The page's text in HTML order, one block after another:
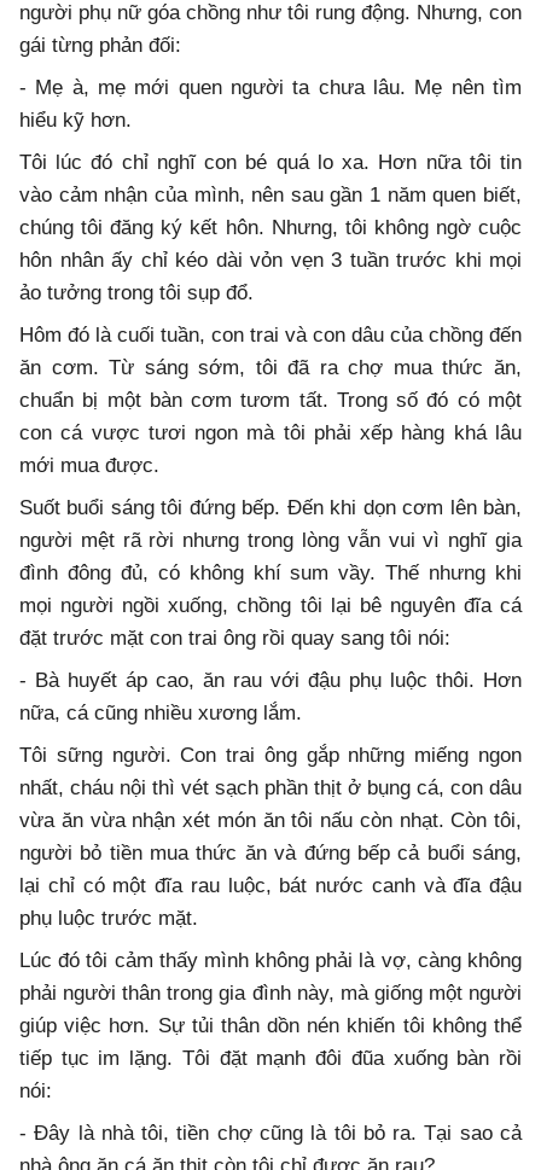
người phụ nữ góa chồng như tôi rung động. Nhưng, con
gái từng phản đối:
- Mẹ à, mẹ mới quen người ta chưa lâu. Mẹ nên tìm
hiểu kỹ hơn.
Tôi lúc đó chỉ nghĩ con bé quá lo xa. Hơn nữa tôi tin
vào cảm nhận của mình, nên sau gần 1 năm quen biết,
chúng tôi đăng ký kết hôn. Nhưng, tôi không ngờ cuộc
hôn nhân ấy chỉ kéo dài vỏn vẹn 3 tuần trước khi mọi
ảo tưởng trong tôi sụp đổ.
Hôm đó là cuối tuần, con trai và con dâu của chồng đến
ăn cơm. Từ sáng sớm, tôi đã ra chợ mua thức ăn,
chuẩn bị một bàn cơm tươm tất. Trong số đó có một
con cá vược tươi ngon mà tôi phải xếp hàng khá lâu
mới mua được.
Suốt buổi sáng tôi đứng bếp. Đến khi dọn cơm lên bàn,
người mệt rã rời nhưng trong lòng vẫn vui vì nghĩ gia
đình đông đủ, có không khí sum vầy. Thế nhưng khi
mọi người ngồi xuống, chồng tôi lại bê nguyên đĩa cá
đặt trước mặt con trai ông rồi quay sang tôi nói:
- Bà huyết áp cao, ăn rau với đậu phụ luộc thôi. Hơn
nữa, cá cũng nhiều xương lắm.
Tôi sững người. Con trai ông gắp những miếng ngon
nhất, cháu nội thì vét sạch phần thịt ở bụng cá, con dâu
vừa ăn vừa nhận xét món ăn tôi nấu còn nhạt. Còn tôi,
người bỏ tiền mua thức ăn và đứng bếp cả buổi sáng,
lại chỉ có một đĩa rau luộc, bát nước canh và đĩa đậu
phụ luộc trước mặt.
Lúc đó tôi cảm thấy mình không phải là vợ, càng không
phải người thân trong gia đình này, mà giống một người
giúp việc hơn. Sự tủi thân dồn nén khiến tôi không thể
tiếp tục im lặng. Tôi đặt mạnh đôi đũa xuống bàn rồi
nói:
- Đây là nhà tôi, tiền chợ cũng là tôi bỏ ra. Tại sao cả